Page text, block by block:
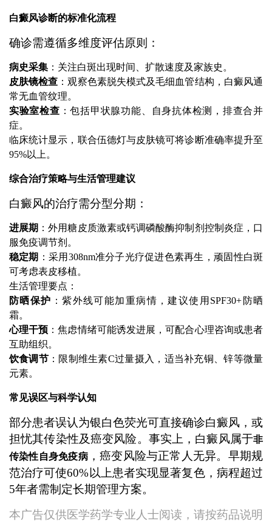
白癜风诊断的标准化流程
确诊需遵循多维度评估原则：
病史采集：关注白斑出现时间、扩散速度及家族史。
皮肤镜检查 ：观察色素脱失模式及毛细血管结构，白癜风通
常无血管纹理。
实验室检查 ：包括甲状腺功能、自身抗体检测，排查合并
症。
临床统计显示，联合伍德灯与皮肤镜可将诊断准确率提升至
95%以上。
综合治疗策略与生活管理建议
白癜风的治疗需分型分期：
进展期 ：外用糖皮质激素或钙调磷酸酶抑制剂控制炎症，口
服免疫调节剂。
稳定期 ：采用308nm准分子光疗促进色素再生，顽固性白斑
可考虑表皮移植。
生活管理要点：
防晒保护 ：紫外线可能加重病情，建议使用SPF30+防晒
霜。
心理干预 ：焦虑情绪可能诱发进展，可配合心理咨询或患者
互助组织。
饮食调节 ：限制维生素C过量摄入，适当补充铜、锌等微量
元素。
常见误区与科学认知
部分患者误认为银白色荧光可直接确诊白癜风，或
担忧其传染性及癌变风险。事实上，白癜风属于非
传染性自身免疫病，癌变风险与正常人无异。早期规
范治疗可使60%以上患者实现显著复色，病程超过
5年者需制定长期管理方案。
本广告仅供医学药学专业人士阅读，请按药品说明